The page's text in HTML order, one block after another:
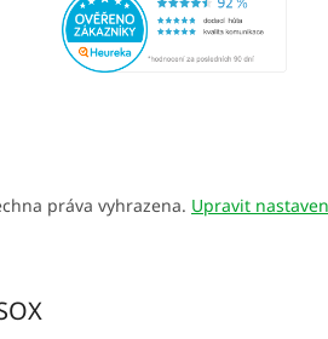
práva vyhrazena. Upravit